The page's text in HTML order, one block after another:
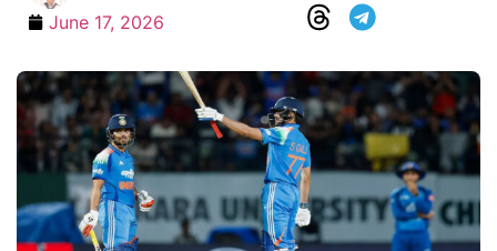
June 17, 2026